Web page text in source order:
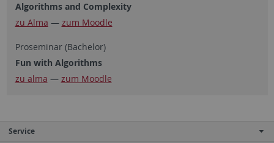
Algorithms and Complexity
zu Alma — zum Moodle
Proseminar (Bachelor)
Fun with Algorithms
zu alma — zum Moodle
Service